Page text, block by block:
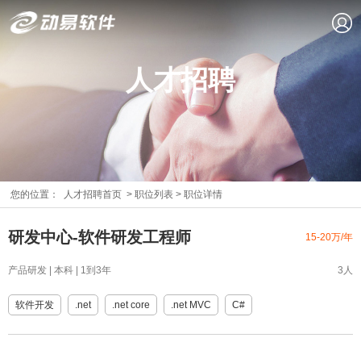
人才招聘
您的位置： 人才招聘首页 > 职位列表 > 职位详情
研发中心-软件研发工程师 15-20万/年
产品研发 | 本科 | 1到3年 3人
软件开发 .net .net core .net MVC C#